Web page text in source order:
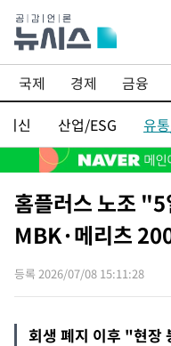
국제 경제 금융
신
산업/ESG 유
홈플러스 노조
MBK·메리츠
등록 2026/07/08 15:11:28
회생 폐지 이후 "현장